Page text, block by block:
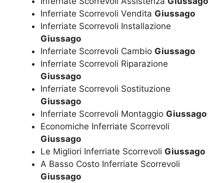
Inferriate Scorrevoli Vendita Giussago
Inferriate Scorrevoli Installazione
Giussago
Inferriate Scorrevoli Cambio Giussago
Inferriate Scorrevoli Riparazione
Giussago
Inferriate Scorrevoli Sostituzione
Giussago
Inferriate Scorrevoli Montaggio Giussago
Economiche Inferriate Scorrevoli
Giussago
Le Migliori Inferriate Scorrevoli Giussago
A Basso Costo Inferriate Scorrevoli
Giussago